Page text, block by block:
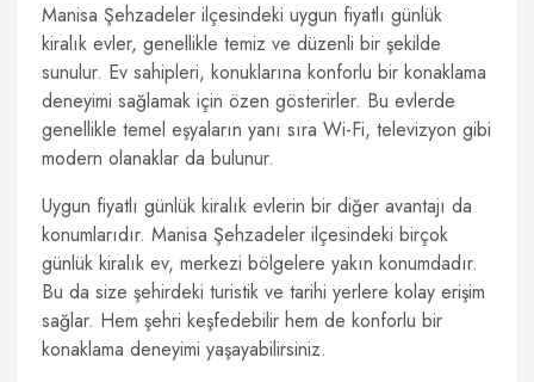
Manisa Şehzadeler ilçesindeki uygun fiyatlı günlük
kiralık evler, genellikle temiz ve düzenli bir şekilde
sunulur. Ev sahipleri, konuklarına konforlu bir konaklama
deneyimi sağlamak için özen gösterirler. Bu evlerde
genellikle temel eşyaların yanı sıra Wi-Fi, televizyon gibi
modern olanaklar da bulunur.
Uygun fiyatlı günlük kiralık evlerin bir diğer avantajı da
konumlarıdır. Manisa Şehzadeler ilçesindeki birçok
günlük kiralık ev, merkezi bölgelere yakın konumdadır.
Bu da size şehirdeki turistik ve tarihi yerlere kolay erişim
sağlar. Hem şehri keşfedebilir hem de konforlu bir
konaklama deneyimi yaşayabilirsiniz.